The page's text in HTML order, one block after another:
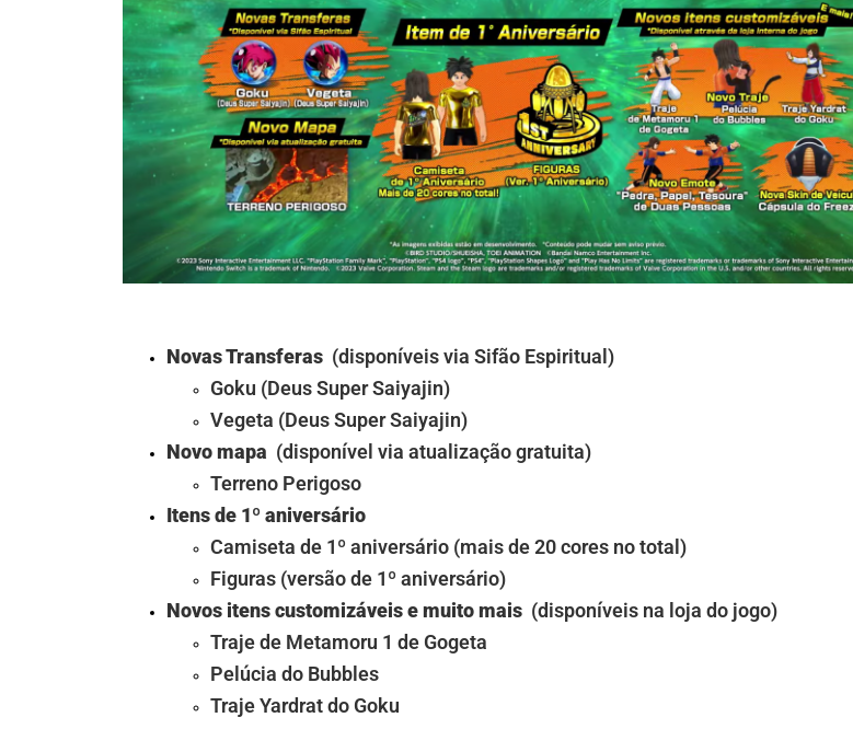
Novas Transferas (disponíveis via Sifão Espiritual)
Goku (Deus Super Saiyajin)
Vegeta (Deus Super Saiyajin)
Novo mapa (disponível via atualização gratuita)
Terreno Perigoso
Itens de 1º aniversário
Camiseta de 1º aniversário (mais de 20 cores no total)
Figuras (versão de 1º aniversário)
Novos itens customizáveis ​​e muito mais (disponíveis na loja do jogo)
Traje de Metamoru 1 de Gogeta
Pelúcia do Bubbles
Traje Yardrat do Goku